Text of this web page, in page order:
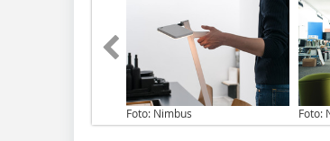
Foto: Nimbus Foto: